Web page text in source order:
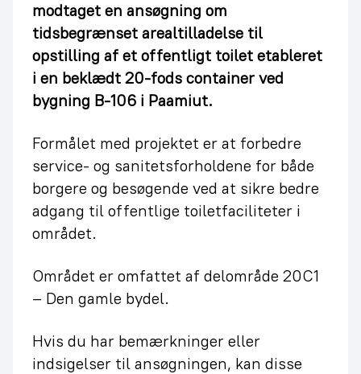
modtaget en ansøgning om
tidsbegrænset arealtilladelse til
opstilling af et offentligt toilet etableret
i en beklædt 20-fods container ved
bygning B-106 i Paamiut.
Formålet med projektet er at forbedre
service- og sanitetsforholdene for både
borgere og besøgende ved at sikre bedre
adgang til offentlige toiletfaciliteter i
området.
Området er omfattet af delområde 20C1
– Den gamle bydel.
Hvis du har bemærkninger eller
indsigelser til ansøgningen, kan disse